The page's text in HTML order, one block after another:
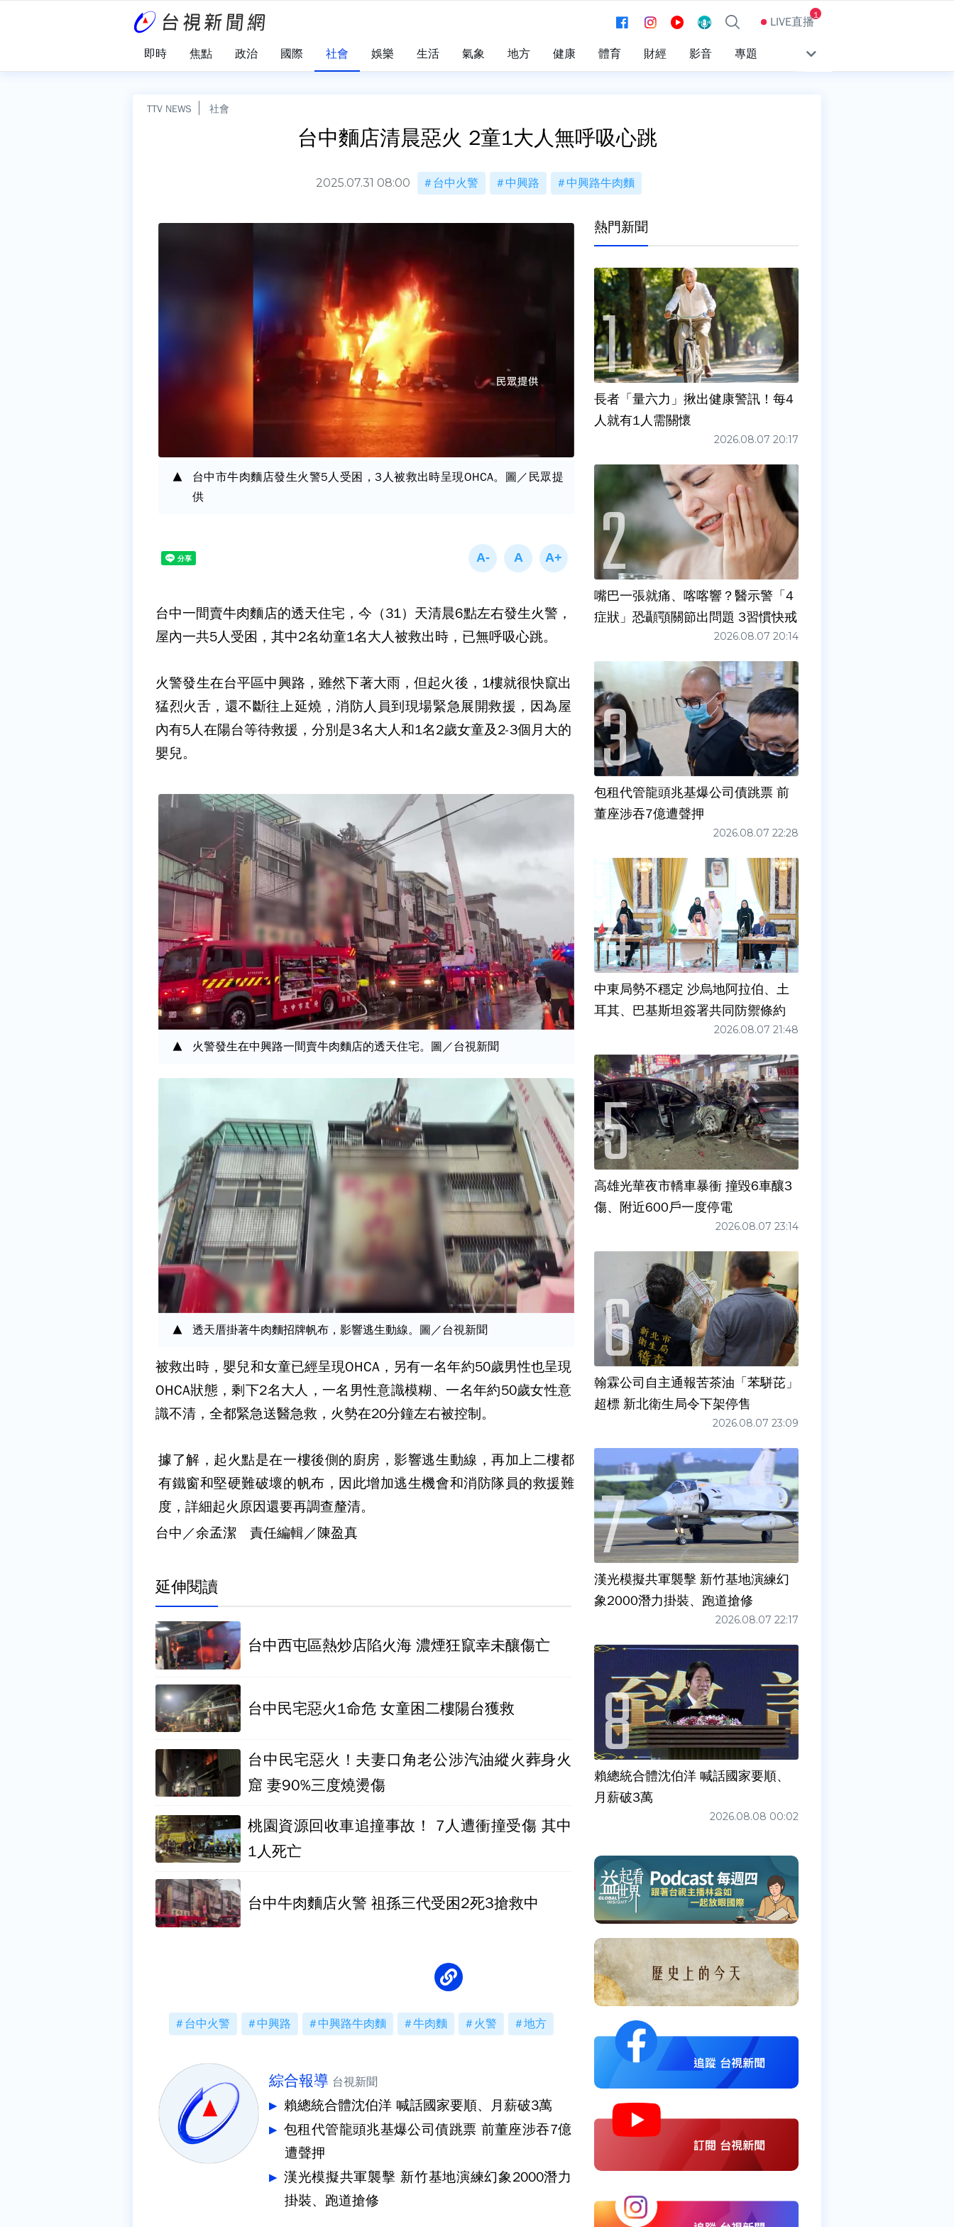
LIVE直播1
即時 焦點 政治 國際 社會 娛樂 生活 氣象 地方 健康 體育 財經 影音 專題
TTV NEWS 社會
台中麵店清晨惡火 2童1大人無呼吸心跳
2025.07.31 08:00 台中火警 中興路 中興路牛肉麵
台中市牛肉麵店發生火警5人受困，3人被救出時呈現OHCA。圖／民眾提
供
台中一間賣牛肉麵店的透天住宅，今（31）天清晨6點左右發生火警，
屋內一共5人受困，其中2名幼童1名大人被救出時，已無呼吸心跳。
火警發生在台平區中興路，雖然下著大雨，但起火後，1樓就很快竄出
猛烈火舌，還不斷往上延燒，消防人員到現場緊急展開救援，因為屋
內有5人在陽台等待救援，分別是3名大人和1名2歲女童及2-3個月大的
嬰兒。
火警發生在中興路一間賣牛肉麵店的透天住宅。圖／台視新聞
透天厝掛著牛肉麵招牌帆布，影響逃生動線。圖／台視新聞
被救出時，嬰兒和女童已經呈現OHCA，另有一名年約50歲男性也呈現
OHCA狀態，剩下2名大人，一名男性意識模糊、一名年約50歲女性意
識不清，全都緊急送醫急救，火勢在20分鐘左右被控制。
據了解，起火點是在一樓後側的廚房，影響逃生動線，再加上二樓都
有鐵窗和堅硬難破壞的帆布，因此增加逃生機會和消防隊員的救援難
度，詳細起火原因還要再調查釐清。
台中／余孟潔 責任編輯／陳盈真
延伸閱讀
台中西屯區熱炒店陷火海 濃煙狂竄幸未釀傷亡
台中民宅惡火1命危 女童困二樓陽台獲救
台中民宅惡火！夫妻口角老公涉汽油縱火葬身火
窟 妻90%三度燒燙傷
桃園資源回收車追撞事故！ 7人遭衝撞受傷 其中
1人死亡
台中牛肉麵店火警 祖孫三代受困2死3搶救中
台中火警 中興路 中興路牛肉麵 牛肉麵 火警 地方
綜合報導 台視新聞
賴總統合體沈伯洋 喊話國家要順、月薪破3萬
包租代管龍頭兆基爆公司債跳票 前董座涉吞7億
遭聲押
漢光模擬共軍襲擊 新竹基地演練幻象2000潛力
掛裝、跑道搶修
熱門新聞
長者「量六力」揪出健康警訊！每4
人就有1人需關懷
2026.08.07 20:17
嘴巴一張就痛、喀喀響？醫示警「4
症狀」恐顳顎關節出問題 3習慣快戒
2026.08.07 20:14
包租代管龍頭兆基爆公司債跳票 前
董座涉吞7億遭聲押
2026.08.07 22:28
中東局勢不穩定 沙烏地阿拉伯、土
耳其、巴基斯坦簽署共同防禦條約
2026.08.07 21:48
高雄光華夜市轎車暴衝 撞毀6車釀3
傷、附近600戶一度停電
2026.08.07 23:14
翰霖公司自主通報苦茶油「苯駢芘」
超標 新北衛生局令下架停售
2026.08.07 23:09
漢光模擬共軍襲擊 新竹基地演練幻
象2000潛力掛裝、跑道搶修
2026.08.07 22:17
賴總統合體沈伯洋 喊話國家要順、
月薪破3萬
2026.08.08 00:02